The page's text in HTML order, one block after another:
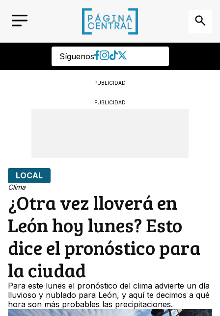
Síguenos
PUBLICIDAD
PUBLICIDAD
LOCAL
Clima
¿Otra vez lloverá en
León hoy lunes? Esto
dice el pronóstico para
la ciudad
Para este lunes el pronóstico del clima advierte un día
lluvioso y nublado para León, y aquí te decimos a qué
hora son más probables las precipitaciones.